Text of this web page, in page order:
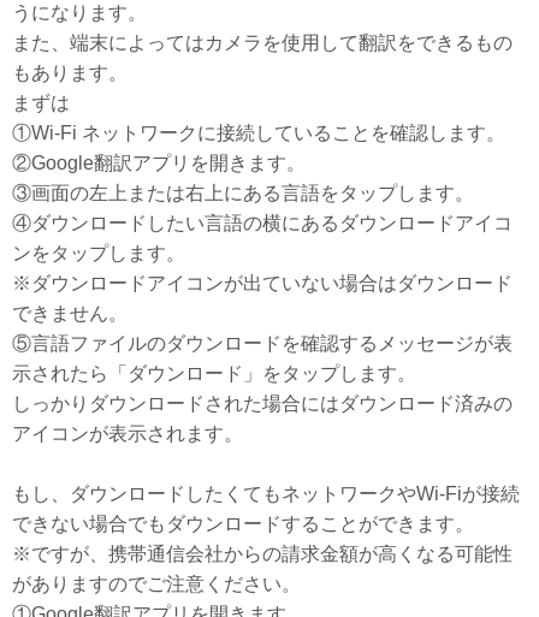
うになります。
また、端末によってはカメラを使用して翻訳をできるもの
もあります。
まずは
①Wi-Fi ネットワークに接続していることを確認します。
②Google翻訳アプリを開きます。
③画面の左上または右上にある言語をタップします。
④ダウンロードしたい言語の横にあるダウンロードアイコ
ンをタップします。
※ダウンロードアイコンが出ていない場合はダウンロード
できません。
⑤言語ファイルのダウンロードを確認するメッセージが表
示されたら「ダウンロード」をタップします。
しっかりダウンロードされた場合にはダウンロード済みの
アイコンが表示されます。
もし、ダウンロードしたくてもネットワークやWi-Fiが接続
できない場合でもダウンロードすることができます。
※ですが、携帯通信会社からの請求金額が高くなる可能性
がありますのでご注意ください。